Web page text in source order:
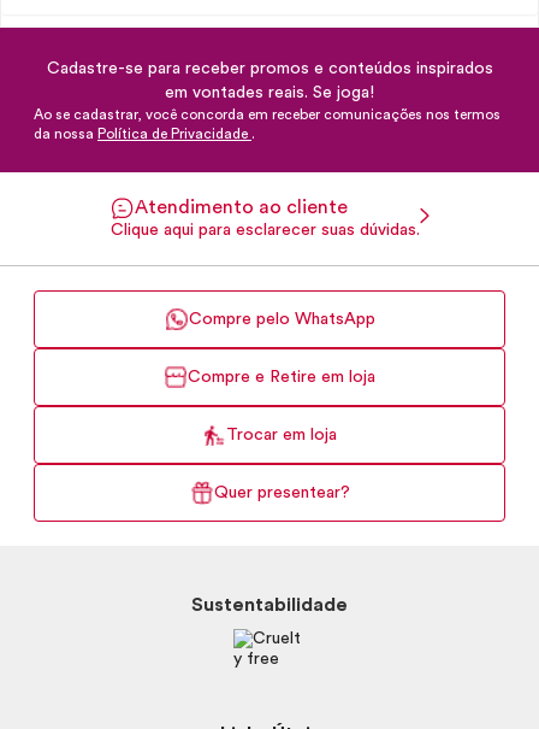
Cadastre-se para receber promos e conteúdos inspirados
em vontades reais. Se joga!
Ao se cadastrar, você concorda em receber comunicações nos termos
da nossa Política de Privacidade .
Atendimento ao cliente
Clique aqui para esclarecer suas dúvidas.
Compre pelo WhatsApp
Compre e Retire em loja
Trocar em loja
Quer presentear?
Sustentabilidade